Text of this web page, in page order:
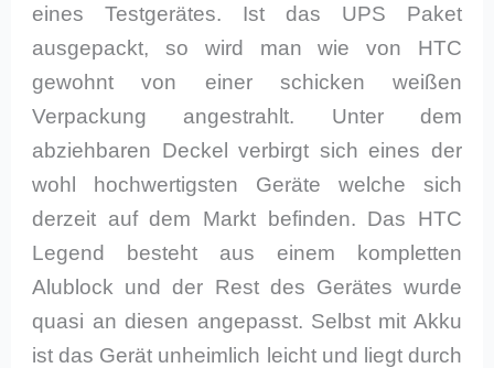
eines Testgerätes. Ist das UPS Paket
ausgepackt, so wird man wie von HTC
gewohnt von einer schicken weißen
Verpackung angestrahlt. Unter dem
abziehbaren Deckel verbirgt sich eines der
wohl hochwertigsten Geräte welche sich
derzeit auf dem Markt befinden. Das HTC
Legend besteht aus einem kompletten
Alublock und der Rest des Gerätes wurde
quasi an diesen angepasst. Selbst mit Akku
ist das Gerät unheimlich leicht und liegt durch